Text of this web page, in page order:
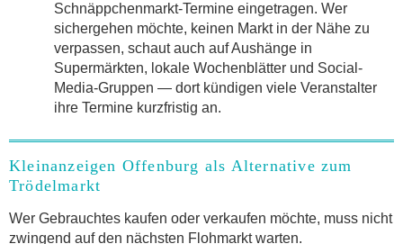
Schnäppchenmarkt-Termine eingetragen. Wer
sichergehen möchte, keinen Markt in der Nähe zu
verpassen, schaut auch auf Aushänge in
Supermärkten, lokale Wochenblätter und Social-
Media-Gruppen — dort kündigen viele Veranstalter
ihre Termine kurzfristig an.
Kleinanzeigen Offenburg als Alternative zum
Trödelmarkt
Wer Gebrauchtes kaufen oder verkaufen möchte, muss nicht
zwingend auf den nächsten Flohmarkt warten.